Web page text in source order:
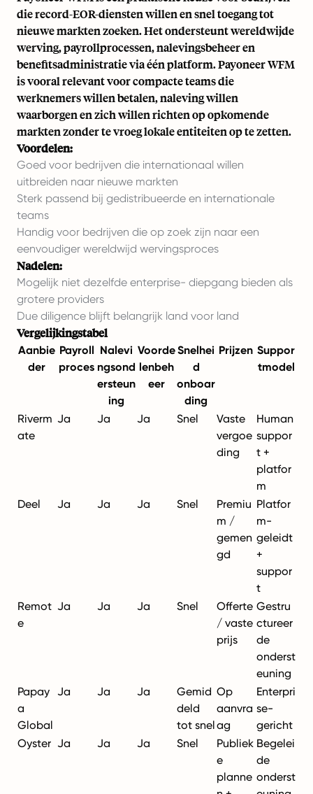
die record-EOR-diensten willen en snel toegang tot
nieuwe markten zoeken. Het ondersteunt wereldwijde
werving, payrollprocessen, nalevingsbeheer en
benefitsadministratie via één platform. Payoneer WFM
is vooral relevant voor compacte teams die
werknemers willen betalen, naleving willen
waarborgen en zich willen richten op opkomende
markten zonder te vroeg lokale entiteiten op te zetten.
Voordelen:
Goed voor bedrijven die internationaal willen
uitbreiden naar nieuwe markten
Sterk passend bij gedistribueerde en internationale
teams
Handig voor bedrijven die op zoek zijn naar een
eenvoudiger wereldwijd wervingsproces
Nadelen:
Mogelijk niet dezelfde enterprise- diepgang bieden als
grotere providers
Due diligence blijft belangrijk land voor land
Vergelijkingstabel
Aanbie
der
Payroll
proces
Nalevi
ngsond
ersteun
ing
Voorde
lenbeh
eer
Snelhei
d
onboar
ding
Prijzen Suppor
tmodel
Riverm
ate
Ja Ja Ja Snel
Vaste
vergoe
ding
Human
suppor
t +
platfor
m
Deel
Ja Ja Ja Snel
Premiu
m /
gemen
gd
Platfor
m-
geleidt
+
suppor
t
Remot
e
Ja Ja Ja Snel
Offerte
/ vaste
prijs
Gestru
ctureer
de
onderst
euning
Papay
a
Global
Ja Ja Ja
Gemid
deld
tot snel
Op
aanvra
ag
Enterpri
se-
gericht
Oyster Ja Ja Ja Snel
Publiek
e
planne
Begelei
de
onderst